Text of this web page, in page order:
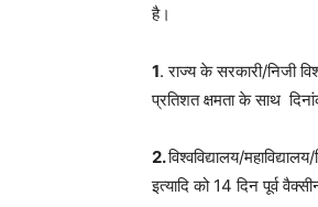
है।
1. राज्य के सरकारी/निजी
प्रतिशत क्षमता के साथ
2.विश्वविद्यालय/
इत्यादि को 14 दिन पूर्व